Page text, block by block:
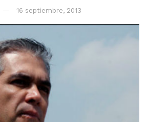
16 septiembre, 2013